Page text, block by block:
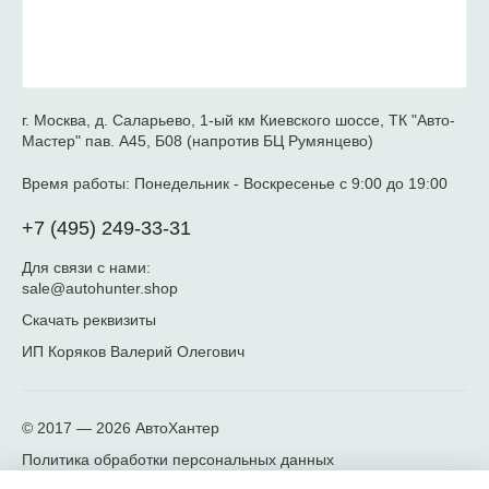
г. Москва, д. Саларьево, 1-ый км Киевского шоссе, ТК "Авто-
Мастер" пав. А45, Б08 (напротив БЦ Румянцево)
Время работы: Понедельник - Воскресенье с 9:00 до 19:00
+7 (495) 249-33-31
Для связи с нами:
sale@autohunter.shop
Скачать реквизиты
ИП Коряков Валерий Олегович
© 2017 — 2026 АвтоХантер
Политика обработки персональных данных